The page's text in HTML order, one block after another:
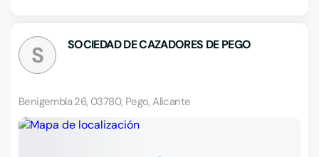
S SOCIEDAD DE CAZADORES DE PEGO
Benigembla 26, 03780, Pego, Alicante